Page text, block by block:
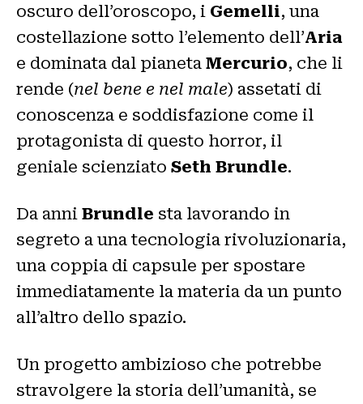
oscuro dell’oroscopo, i Gemelli, una
costellazione sotto l’elemento dell’Aria
e dominata dal pianeta Mercurio, che li
rende (nel bene e nel male) assetati di
conoscenza e soddisfazione come il
protagonista di questo horror, il
geniale scienziato Seth Brundle.
Da anni Brundle sta lavorando in
segreto a una tecnologia rivoluzionaria,
una coppia di capsule per spostare
immediatamente la materia da un punto
all’altro dello spazio.
Un progetto ambizioso che potrebbe
stravolgere la storia dell’umanità, se